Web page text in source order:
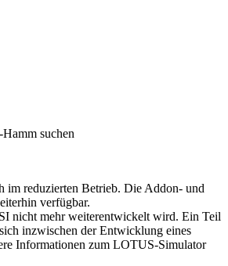
suchen
im reduzierten Betrieb. Die Addon- und
verfügbar.
nicht mehr weiterentwickelt wird. Ein Teil
inzwischen der Entwicklung eines
Informationen zum LOTUS-Simulator